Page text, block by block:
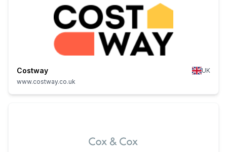
Costway
UK
www.costway.co.uk